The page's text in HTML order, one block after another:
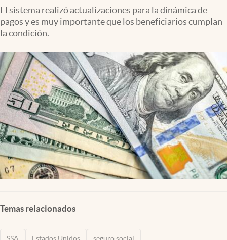
PC y mobile
Lifestyle
USA
El sistema realizó actualizaciones para la dinámica de
pagos y es muy importante que los beneficiarios cumplan
la condición.
Temas relacionados